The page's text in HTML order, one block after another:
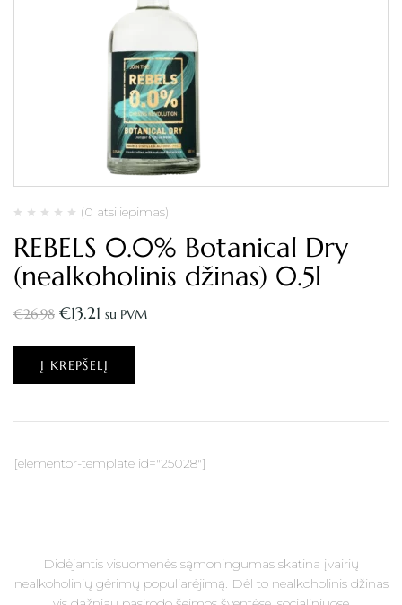
(0 atsiliepimas)
REBELS 0.0% Botanical Dry
(nealkoholinis džinas) 0.5l
€26.98 €13.21 su PVM
Į KREPŠELĮ
[elementor-template id="25028"]
Didėjantis visuomenės sąmoningumas skatina įvairių
nealkoholinių gėrimų populiarėjimą. Dėl to nealkoholinis džinas